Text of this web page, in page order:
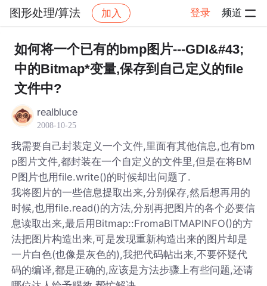
图形处理/算法 加入 登录 频道
社区 图形处理/算法 帖子详情
如何将一个已有的bmp图片---GDI&#43;
中的Bitmap*变量,保存到自己定义的file
文件中?
realbluce
2008-10-25
我需要自己封装定义一个文件,里面有其他信息,也有bm
p图片文件,都封装在一个自定义的文件里,但是在将BM
P图片也用file.write()的时候却出问题了.
我将图片的一些信息提取出来,分别保存,然后想再用的
时候,也用file.read()的方法,分别再把图片的各个必要信
息读取出来,最后用Bitmap::FromaBITMAPINFO()的方
法把图片构造出来,可是发现重新构造出来的图片却是
一片白色(也像是灰色的),我把代码帖出来,不要怀疑代
码的编译,都是正确的,应该是方法步骤上有些问题,还请